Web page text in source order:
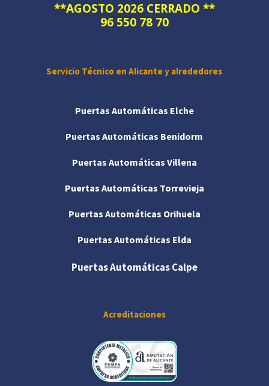
**AGOSTO 2026 CERRADO **
96 550 78 70
Servicio Técnico en Alicante y alrededores
Puertas Automáticas Elche
Puertas Automáticas Benidorm
Puertas Automáticas Villena
Puertas Automáticas Torrevieja
Puertas Automáticas Orihuela
Puertas Automáticas Elda
Puertas Automáticas Calpe
Acreditaciones